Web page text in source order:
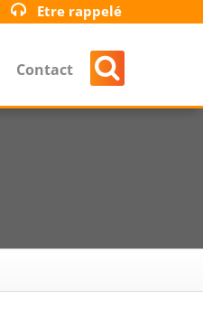
Etre rappelé
Contact